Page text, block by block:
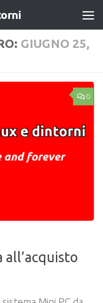
GIUGNO 25,
0
all’acquisto